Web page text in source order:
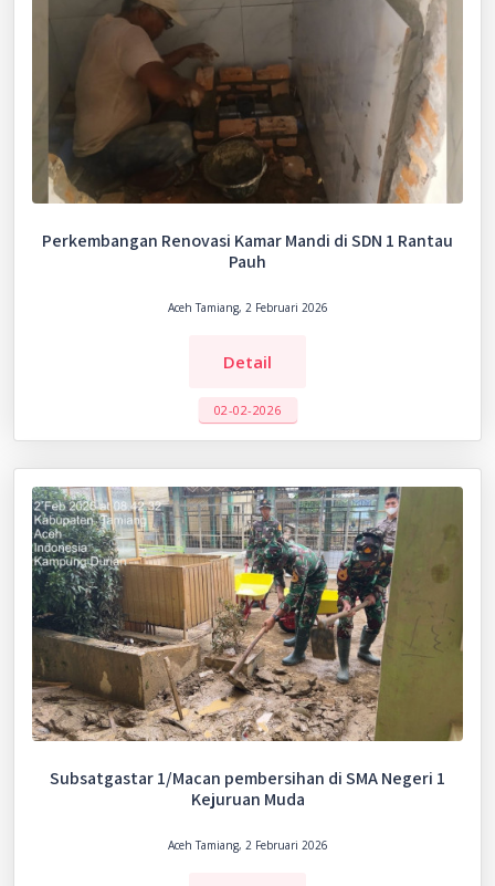
Perkembangan Renovasi Kamar Mandi di SDN 1 Rantau
Pauh
Aceh Tamiang, 2 Februari 2026
Detail
02-02-2026
Subsatgastar 1/Macan pembersihan di SMA Negeri 1
Kejuruan Muda
Aceh Tamiang, 2 Februari 2026